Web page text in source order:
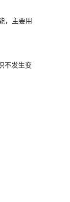
，主要用
不发生变